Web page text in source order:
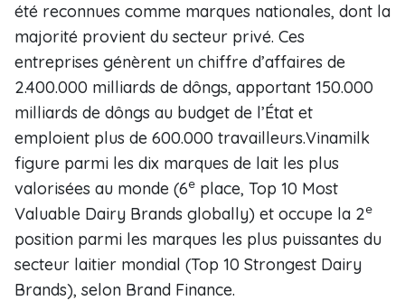
été reconnues comme marques nationales, dont la
majorité provient du secteur privé. Ces
entreprises génèrent un chiffre d’affaires de
2.400.000 milliards de dôngs, apportant 150.000
milliards de dôngs au budget de l’État et
emploient plus de 600.000 travailleurs.Vinamilk
figure parmi les dix marques de lait les plus
valorisées au monde (6e place, Top 10 Most
Valuable Dairy Brands globally) et occupe la 2e
position parmi les marques les plus puissantes du
secteur laitier mondial (Top 10 Strongest Dairy
Brands), selon Brand Finance.